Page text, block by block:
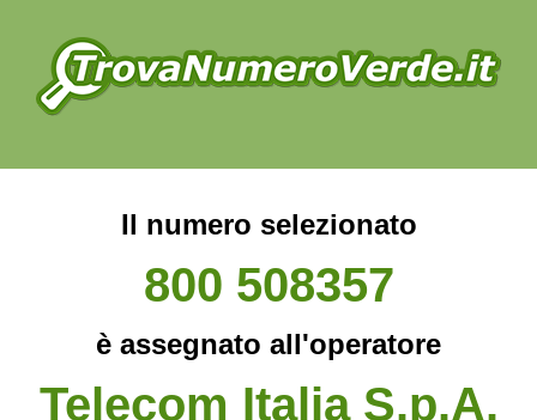
Il numero selezionato
800 508357
è assegnato all'operatore
Telecom Italia S.p.A.